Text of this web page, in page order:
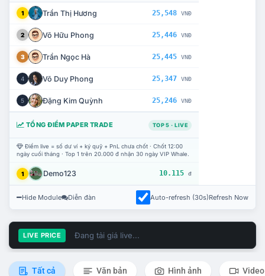
1 Trần Thị Hương 25,548 VNĐ
2 Võ Hữu Phong 25,446 VNĐ
3 Trần Ngọc Hà 25,445 VNĐ
4 Võ Duy Phong 25,347 VNĐ
5 Đặng Kim Quỳnh 25,246 VNĐ
TỔNG ĐIỂM PAPER TRADE TOP 5 · LIVE
Điểm live = số dư ví + ký quỹ + PnL chưa chốt · Chốt 12:00
ngày cuối tháng · Top 1 trên 20.000 đ nhận 30 ngày VIP Whale.
1 Demo123 10.115 đ
Hide Module Diễn đàn Auto-refresh (30s)Refresh Now
LIVE PRICE Đang tải giá live...
Tất cả Văn bản Hình ảnh Video